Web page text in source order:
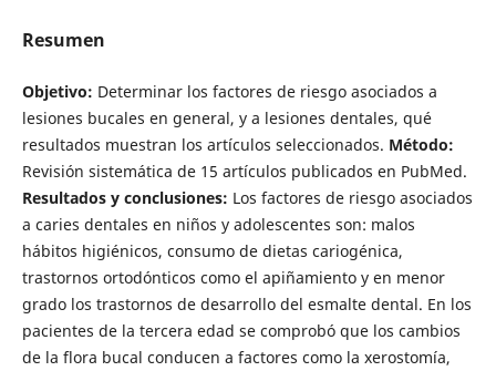
Resumen
Objetivo: Determinar los factores de riesgo asociados a
lesiones bucales en general, y a lesiones dentales, qué
resultados muestran los artículos seleccionados. Método:
Revisión sistemática de 15 artículos publicados en PubMed.
Resultados y conclusiones: Los factores de riesgo asociados
a caries dentales en niños y adolescentes son: malos
hábitos higiénicos, consumo de dietas cariogénica,
trastornos ortodónticos como el apiñamiento y en menor
grado los trastornos de desarrollo del esmalte dental. En los
pacientes de la tercera edad se comprobó que los cambios
de la flora bucal conducen a factores como la xerostomía,